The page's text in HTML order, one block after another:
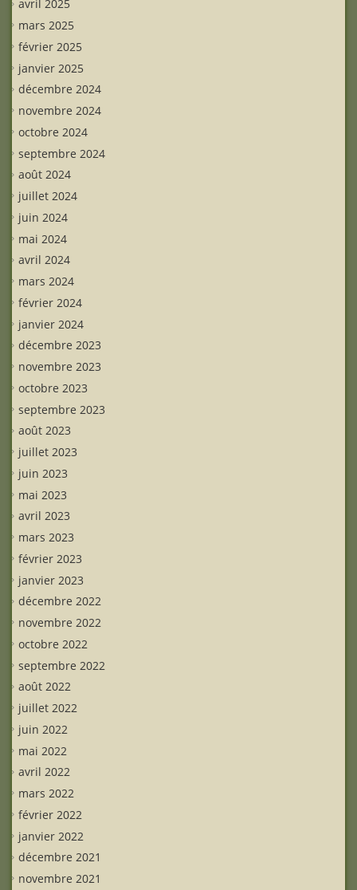
avril 2025
mars 2025
février 2025
janvier 2025
décembre 2024
novembre 2024
octobre 2024
septembre 2024
août 2024
juillet 2024
juin 2024
mai 2024
avril 2024
mars 2024
février 2024
janvier 2024
décembre 2023
novembre 2023
octobre 2023
septembre 2023
août 2023
juillet 2023
juin 2023
mai 2023
avril 2023
mars 2023
février 2023
janvier 2023
décembre 2022
novembre 2022
octobre 2022
septembre 2022
août 2022
juillet 2022
juin 2022
mai 2022
avril 2022
mars 2022
février 2022
janvier 2022
décembre 2021
novembre 2021